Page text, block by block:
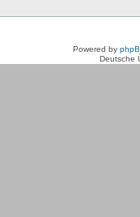
Powered by
Deutsche